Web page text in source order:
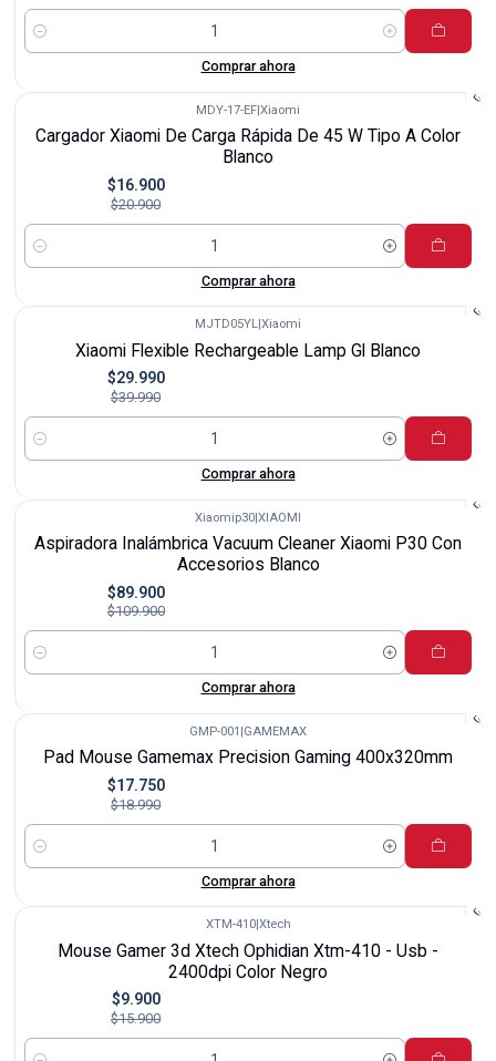
Cantidad
Comprar ahora
MDY-17-EF|Xiaomi
Cargador Xiaomi De Carga Rápida De 45 W Tipo A Color
Blanco
$16.900
$20.900
Cantidad
Comprar ahora
MJTD05YL Xiaomi
Xiaomi Flexible Rechargeable Lamp Gl Blanco
$29.990
$39.990
Cantidad
Comprar ahora
Xiaomip30|XIAOMI
Aspiradora Inalámbrica Vacuum Cleaner Xiaomi P30 Con
Accesorios Blanco
$89.900
$109.900
Cantidad
Comprar ahora
GMP-001 |GAMEMAX
Pad Mouse Gamemax Precision Gaming 400x320mm
$17.750
$18.990
Cantidad
Comprar ahora
XTM-410| Xtech
Mouse Gamer 3d Xtech Ophidian Xtm-410 - Usb -
2400dpi Color Negro
$9.900
$15.900